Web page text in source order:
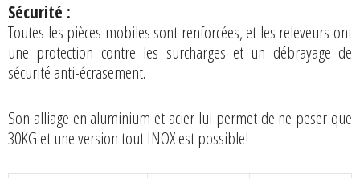
Sécurité :
Toutes les pièces mobiles sont renforcées, et les releveurs ont
une protection contre les surcharges et un débrayage de
sécurité anti-écrasement.
Son alliage en aluminium et acier lui permet de ne peser que
30KG et une version tout INOX est possible!